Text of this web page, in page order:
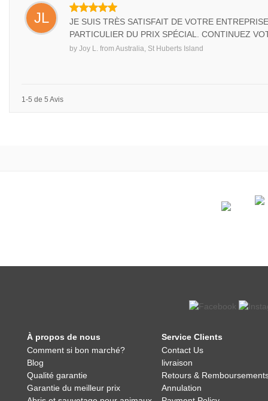
JL
JE SUIS TRÈS SATISFAIT DE VOTRE
PARTICULIER DU PRIX SPÉCIAL. CONTINUEZ
by Joy L. from Australia, St Huberts Island
1-5 de 5 Avis
À propos de nous
Comment si bon marché?
Blog
Qualité garantie
Garantie du meilleur prix
Service Clients
Contact Us
livraison
Retours &
Annulation